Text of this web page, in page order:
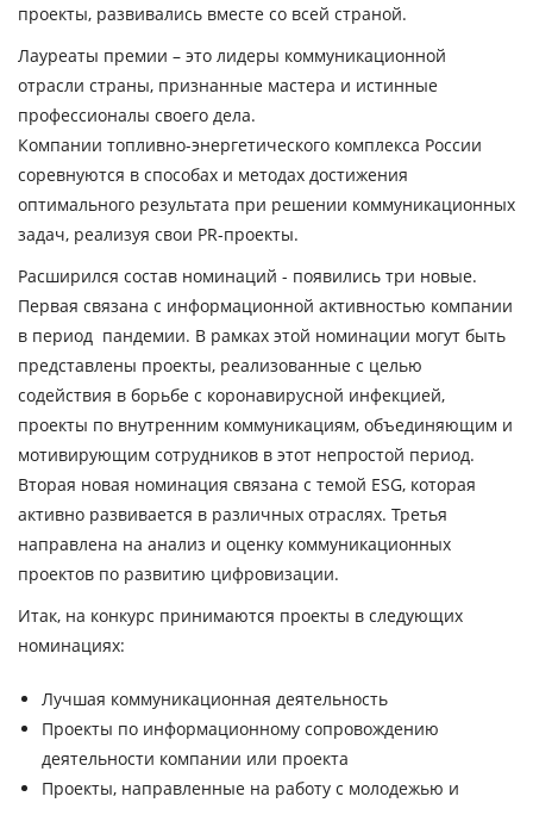
проекты, развивались вместе со всей страной.
Лауреаты премии – это лидеры коммуникационной
отрасли страны, признанные мастера и истинные
профессионалы своего дела.
Компании топливно-энергетического комплекса России
соревнуются в способах и методах достижения
оптимального результата при решении коммуникационных
задач, реализуя свои PR-проекты.
Расширился состав номинаций - появились три новые.
Первая связана с информационной активностью компании
в период пандемии. В рамках этой номинации могут быть
представлены проекты, реализованные с целью
содействия в борьбе с коронавирусной инфекцией,
проекты по внутренним коммуникациям, объединяющим и
мотивирующим сотрудников в этот непростой период.
Вторая новая номинация связана с темой ESG, которая
активно развивается в различных отраслях. Третья
направлена на анализ и оценку коммуникационных
проектов по развитию цифровизации.
Итак, на конкурс принимаются проекты в следующих
номинациях:
Лучшая коммуникационная деятельность
Проекты по информационному сопровождению
деятельности компании или проекта
Проекты, направленные на работу с молодежью и